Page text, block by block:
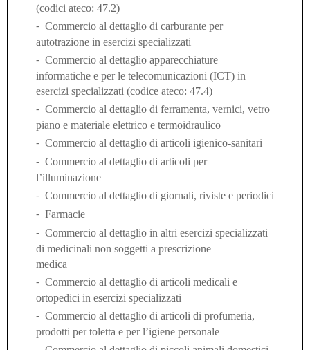
(codici ateco: 47.2)
- Commercio al dettaglio di carburante per
autotrazione in esercizi specializzati
- Commercio al dettaglio apparecchiature
informatiche e per le telecomunicazioni (ICT) in
esercizi specializzati (codice ateco: 47.4)
- Commercio al dettaglio di ferramenta, vernici, vetro
piano e materiale elettrico e termoidraulico
- Commercio al dettaglio di articoli igienico-sanitari
- Commercio al dettaglio di articoli per
l’illuminazione
- Commercio al dettaglio di giornali, riviste e periodici
- Farmacie
- Commercio al dettaglio in altri esercizi specializzati
di medicinali non soggetti a prescrizione
medica
- Commercio al dettaglio di articoli medicali e
ortopedici in esercizi specializzati
- Commercio al dettaglio di articoli di profumeria,
prodotti per toletta e per l’igiene personale